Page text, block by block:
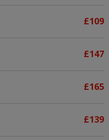
£109
£147
£165
£139